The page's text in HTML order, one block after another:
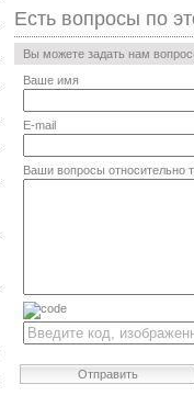
Есть вопросы по
Вы можете задать нам
Ваше имя
E-mail
Ваши вопросы относительно
Отправить